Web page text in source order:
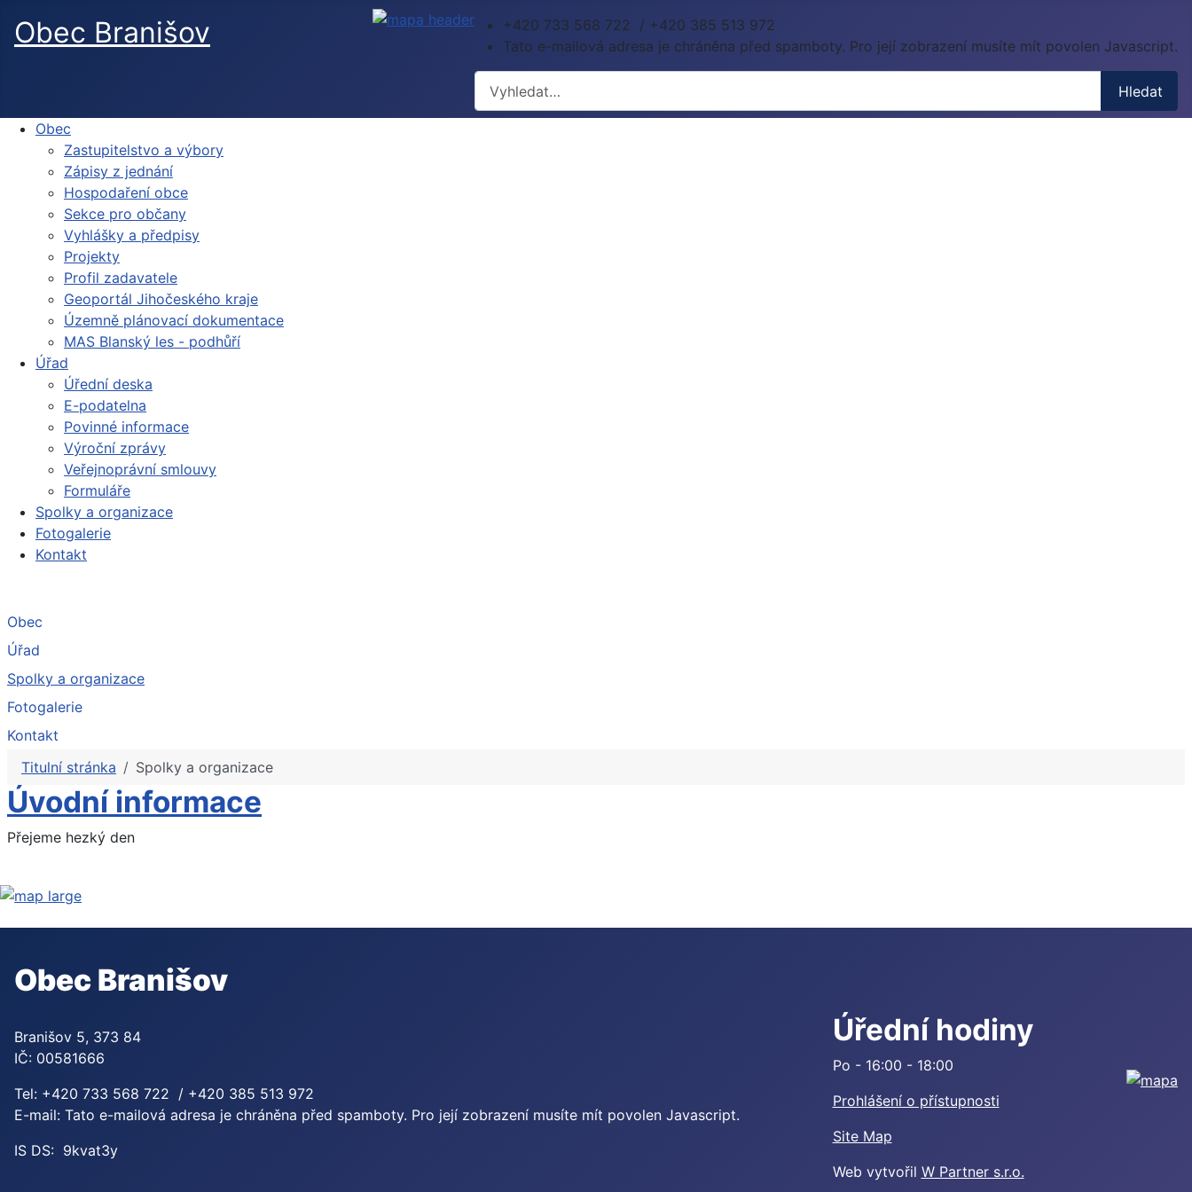
Obec Branišov
+420 733 568 722 / +420 385 513 972
Tato e-mailová adresa je chráněna před spamboty. Pro její zobrazení musíte mít povolen Javascript.
Hledat
Obec
Zastupitelstvo a výbory
Zápisy z jednání
Hospodaření obce
Sekce pro občany
Vyhlášky a předpisy
Projekty
Profil zadavatele
Geoportál Jihočeského kraje
Územně plánovací dokumentace
MAS Blanský les - podhůří
Úřad
Úřední deska
E-podatelna
Povinné informace
Výroční zprávy
Veřejnoprávní smlouvy
Formuláře
Spolky a organizace
Fotogalerie
Kontakt
Obec
Úřad
Spolky a organizace
Fotogalerie
Kontakt
Titulní stránka
Spolky a organizace
Úvodní informace
Přejeme hezký den
Obec Branišov
Branišov 5, 373 84
IČ: 00581666
Tel: +420 733 568 722 / +420 385 513 972
E-mail: Tato e-mailová adresa je chráněna před spamboty. Pro její zobrazení musíte mít povolen Javascript.
IS DS: 9kvat3y
Úřední hodiny
Po - 16:00 - 18:00
Prohlášení o přístupnosti
Site Map
Web vytvořil W Partner s.r.o.